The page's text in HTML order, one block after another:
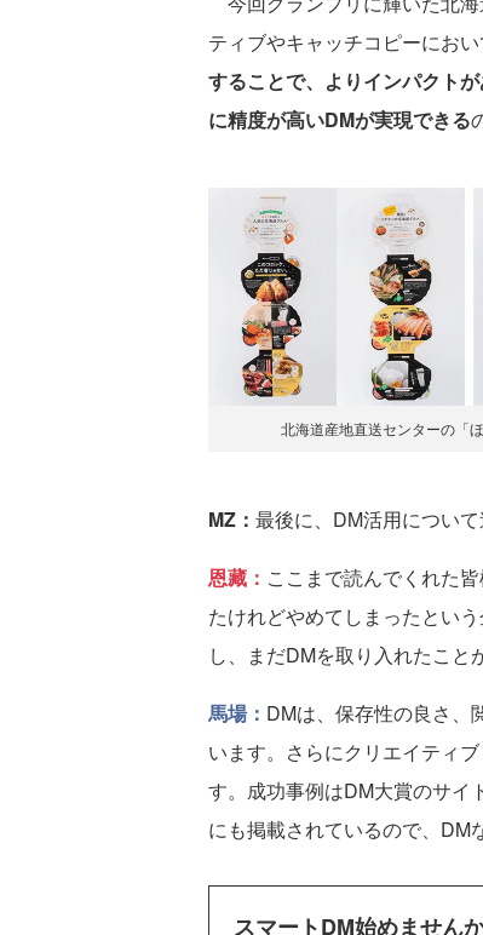
ティブやキャッチコピーにお
することで、よりインパクト
に精度が高いDMが実現できる
北海道産地直送センターの「
MZ： 最後に、DM活用につい
恩藏： ここまで読んでくれた
たけれどやめてしまったとい
し、まだDMを取り入れたこと
馬場： DMは、保存性の良さ、
います。さらにクリエイティ
す。成功事例はDM大賞のサイ
にも掲載されているので、DM
スマートDM始めません